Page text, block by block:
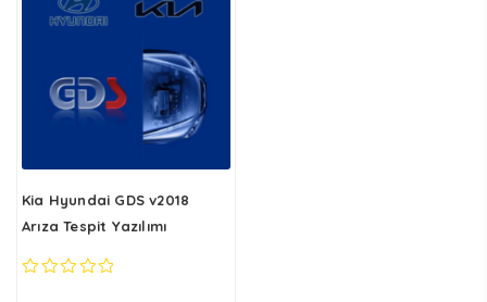
Kia Hyundai GDS v2018
Arıza Tespit Yazılımı